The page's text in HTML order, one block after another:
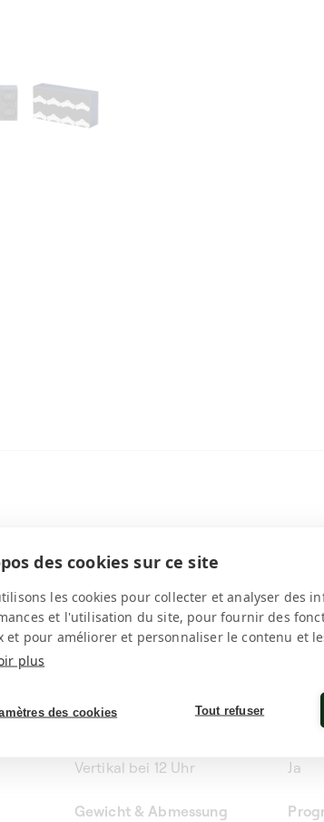
des cookies sur ce site
les cookies pour collecter et analyser des
et l'utilisation du site, pour fournir des
et pour améliorer et personnaliser le contenu et
plus
des cookies Tout refuser
Aluminium
Produkttyp
Uhrenbeweger für
Automatikuhren
im Uhrzeigersinn + 800 gegen
den Uhrzeigersinn)
Vertikal bei 12 Uhr
Ja
Gewicht & Abmessung